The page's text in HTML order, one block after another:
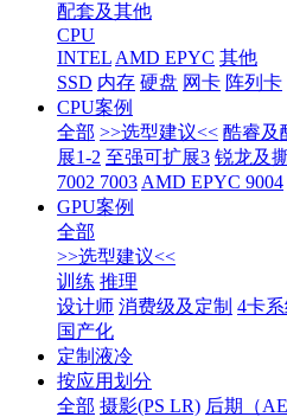
配套及其他
CPU
INTEL AMD EPYC 其他
SSD 内存 硬盘 网卡 阵列卡
CPU案例
全部 >>选型建议<< 酷睿及
展1-2 至强可扩展3 锐龙及
7002 7003 AMD EPYC 9004
GPU案例
全部
>>选型建议<<
训练 推理
设计师 消费级及定制 4卡
国产化
定制液冷
按应用划分
全部 摄影(PS LR) 后期（AE